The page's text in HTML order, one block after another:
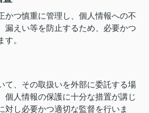
かつ慎重に管理し、個人情報への不
漏えい等を防止するため、必要かつ
。
て、その取扱いを外部に委託する場
個人情報の保護に十分な措置が講じ
対し必要かつ適切な監督を行いま